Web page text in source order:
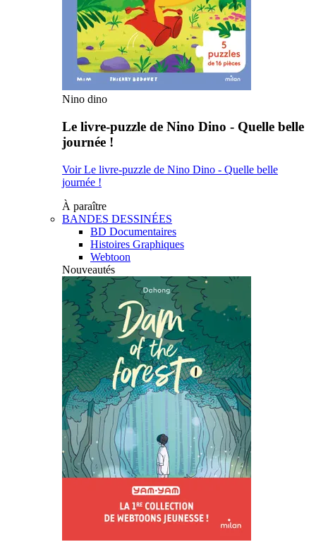
Nino dino
Le livre-puzzle de Nino Dino - Quelle belle
journée !
Voir Le livre-puzzle de Nino Dino - Quelle belle
journée !
À paraître
BANDES DESSINÉES
BD Documentaires
Histoires Graphiques
Webtoon
Nouveautés